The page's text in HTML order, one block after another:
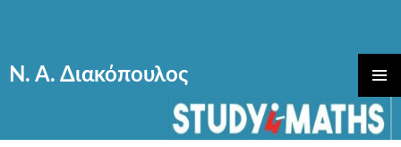
Ν. Α. Διακόπουλος
ΚΎΡΙΟ
ΜΕΝΟΎ